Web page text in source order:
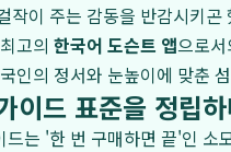
작이 주는 감동을 반감시키
고의 한국어 도슨트 앱으로
인의 정서와 눈높이에 맞춘
이드 표준을 정립
는 '한 번 구매하면 끝'인